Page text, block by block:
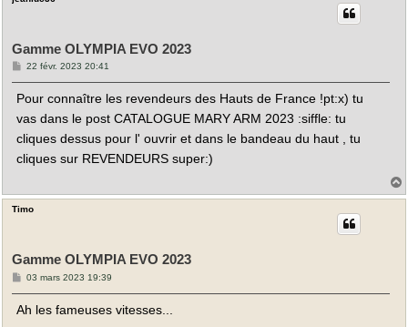
Gamme OLYMPIA EVO 2023
M
s
g
22 févr. 2023 20:41
Pour connaître les revendeurs des Hauts de France !pt:x) tu
vas dans le post CATALOGUE MARY ARM 2023 :siffle: tu
cliques dessus pour l' ouvrir et dans le bandeau du haut , tu
cliques sur REVENDEURS super:)
Timo
Gamme OLYMPIA EVO 2023
M
s
03 mars 2023 19:39
Ah les fameuses vitesses...